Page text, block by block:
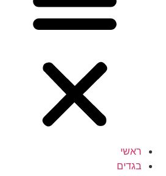
ראשי
בגדים